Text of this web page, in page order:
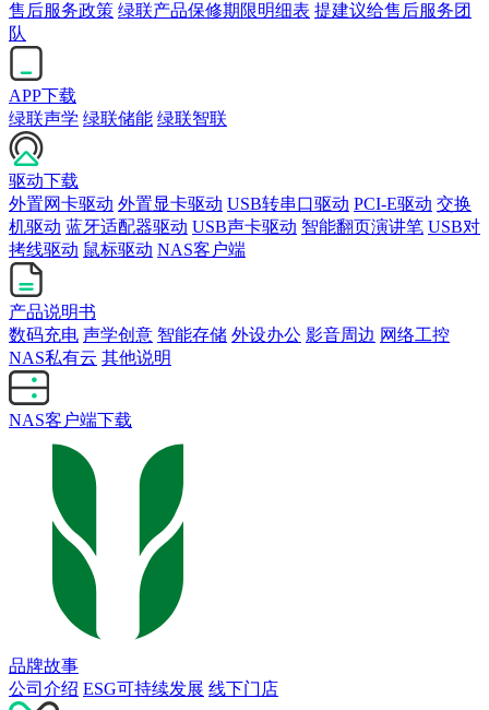
售后服务政策 绿联产品保修期限明细表 提建议给售后服务团
队
APP下载
绿联声学 绿联储能 绿联智联
驱动下载
外置网卡驱动 外置显卡驱动 USB转串口驱动 PCI-E驱动 交换
机驱动 蓝牙适配器驱动 USB声卡驱动 智能翻页演讲笔 USB对
拷线驱动 鼠标驱动 NAS客户端
产品说明书
数码充电 声学创意 智能存储 外设办公 影音周边 网络工控
NAS私有云 其他说明
NAS客户端下载
品牌故事
公司介绍 ESG可持续发展 线下门店